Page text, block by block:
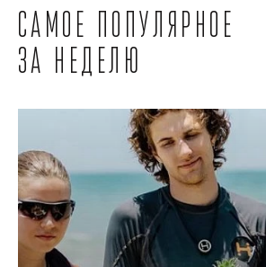
Самое популярное
за неделю